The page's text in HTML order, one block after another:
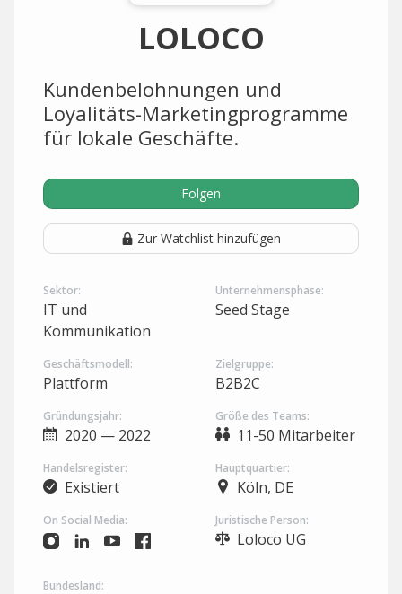
LOLOCO
Kundenbelohnungen und
Loyalitäts-Marketingprogramme
für lokale Geschäfte.
Folgen
Zur Watchlist hinzufügen
Sektor:
IT und
Kommunikation
Unternehmensphase:
Seed Stage
Geschäftsmodell:
Plattform
Zielgruppe:
B2B2C
Gründungsjahr:
2020 — 2022
Größe des Teams:
11-50 Mitarbeiter
Handelsregister:
Existiert
Hauptquartier:
Köln, DE
On Social Media: Juristische Person:
Loloco UG
Bundesland: